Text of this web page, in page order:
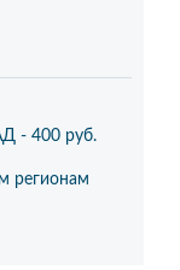
- 400 руб.
регионам